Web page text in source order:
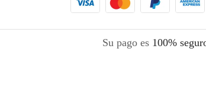
Su pago es 100%